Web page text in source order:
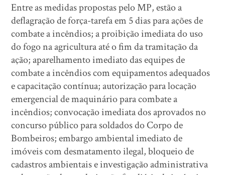
Entre as medidas propostas pelo MP, estão a
deflagração de força-tarefa em 5 dias para ações de
combate a incêndios; a proibição imediata do uso
do fogo na agricultura até o fim da tramitação da
ação; aparelhamento imediato das equipes de
combate a incêndios com equipamentos adequados
e capacitação contínua; autorização para locação
emergencial de maquinário para combate a
incêndios; convocação imediata dos aprovados no
concurso público para soldados do Corpo de
Bombeiros; embargo ambiental imediato de
imóveis com desmatamento ilegal, bloqueio de
cadastros ambientais e investigação administrativa